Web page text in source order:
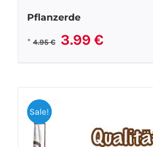
Pflanzerde
* 4.95€
Ursprünglicher
3.99 €Aktueller
Sale!